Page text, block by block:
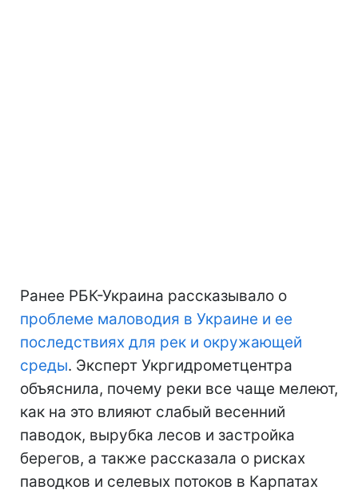
Ранее РБК-Украина рассказывало о
проблеме маловодия в Украине и ее
последствиях для рек и окружающей
среды. Эксперт Укргидрометцентра
объяснила, почему реки все чаще мелеют,
как на это влияют слабый весенний
паводок, вырубка лесов и застройка
берегов, а также рассказала о рисках
паводков и селевых потоков в Карпатах